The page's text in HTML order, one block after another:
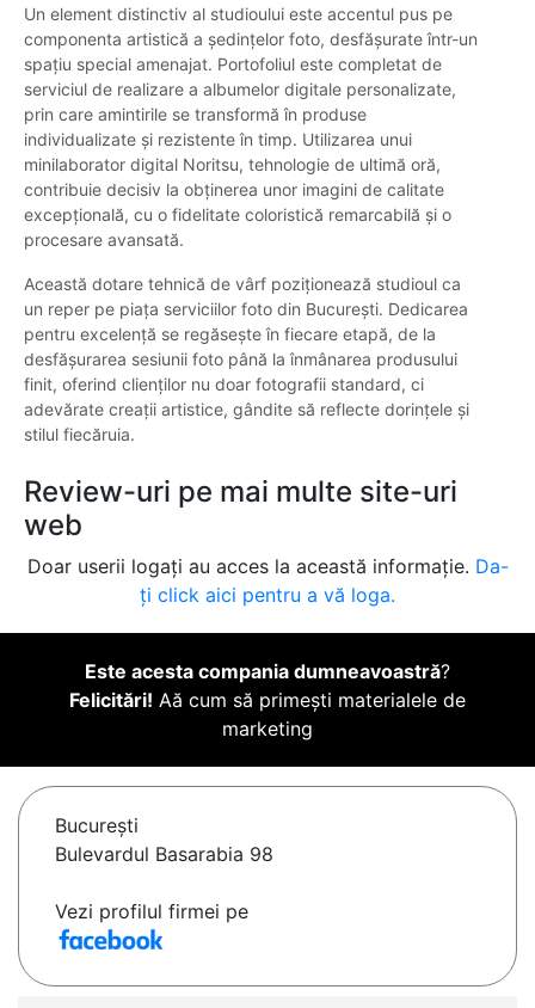
Un element distinctiv al studioului este accentul pus pe
componenta artistică a ședințelor foto, desfășurate într-un
spațiu special amenajat. Portofoliul este completat de
serviciul de realizare a albumelor digitale personalizate,
prin care amintirile se transformă în produse
individualizate și rezistente în timp. Utilizarea unui
minilaborator digital Noritsu, tehnologie de ultimă oră,
contribuie decisiv la obținerea unor imagini de calitate
excepțională, cu o fidelitate coloristică remarcabilă și o
procesare avansată.
Această dotare tehnică de vârf poziționează studioul ca
un reper pe piața serviciilor foto din București. Dedicarea
pentru excelență se regăsește în fiecare etapă, de la
desfășurarea sesiunii foto până la înmânarea produsului
finit, oferind clienților nu doar fotografii standard, ci
adevărate creații artistice, gândite să reflecte dorințele și
stilul fiecăruia.
Review-uri pe mai multe site-uri
web
Doar userii logați au acces la această informație. Da-
ți click aici pentru a vă loga.
Este acesta compania dumneavoastră?
Felicitări! Aă cum să primești materialele de
marketing
Bucureşti
Bulevardul Basarabia 98
Vezi profilul firmei pe